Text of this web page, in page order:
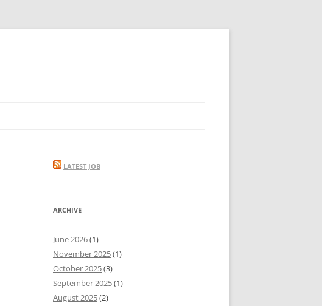
LATEST JOB
ARCHIVE
June 2026(1)
November 2025(1)
October 2025(3)
September 2025(1)
August 2025(2)